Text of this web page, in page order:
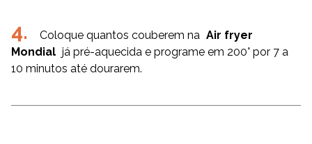
Coloque quantos couberem na Air fryer
Mondial já pré-aquecida e programe em 200° por 7 a
10 minutos até dourarem.